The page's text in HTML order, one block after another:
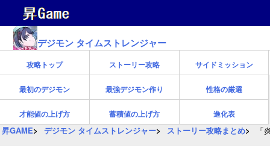
デジモン タイムストレンジャー
攻略トップ ストーリー攻略 サイドミッション
最初のデジモン 最強デジモン作り 性格の厳選
才能値の上げ方 蓄積値の上げ方 進化表
昇GAME デジモン タイムストレンジャー ストーリー攻略まとめ 「